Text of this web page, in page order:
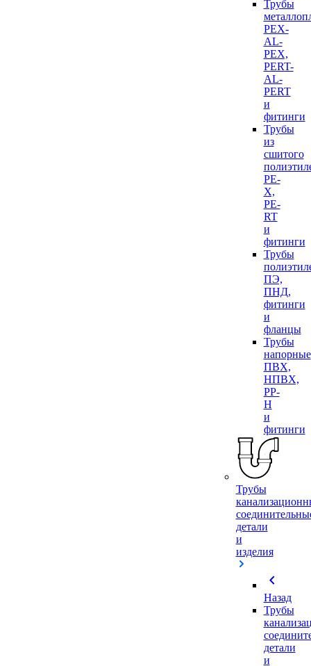
Трубы
PEX-
AL-
PEX,
PERT-
AL-
PERT
и
фитинги
Трубы
из
сшитого
PE-
X,
PE-
RT
и
фитинги
Трубы
ПЭ,
ПНД,
фитинги
и
фланцы
Трубы
напорные
ПВХ,
НПВХ,
PP-
H
и
фитинги
Трубы
детали
и
изделия
chevron_left
Назад
Трубы
детали
и